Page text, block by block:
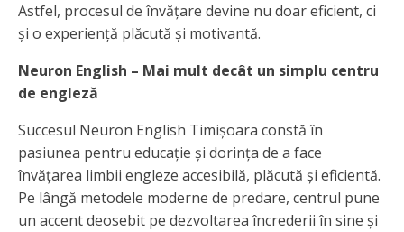
Astfel, procesul de învățare devine nu doar eficient, ci
și o experiență plăcută și motivantă.
Neuron English – Mai mult decât un simplu centru
de engleză
Succesul Neuron English Timișoara constă în
pasiunea pentru educație și dorința de a face
învățarea limbii engleze accesibilă, plăcută și eficientă.
Pe lângă metodele moderne de predare, centrul pune
un accent deosebit pe dezvoltarea încrederii în sine și